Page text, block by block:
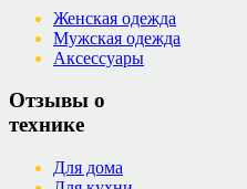
Женская одежда
Мужская одежда
Аксессуары
Отзывы о
технике
Для дома